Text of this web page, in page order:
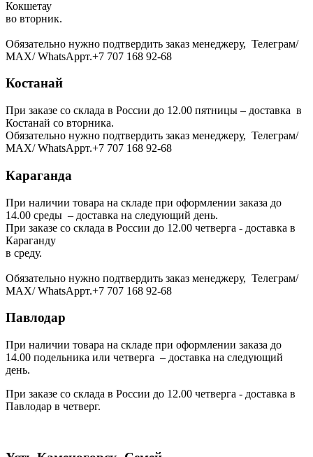
Кокшетау
во вторник.
Обязательно нужно подтвердить заказ менеджеру, Телеграм/
МАХ/ WhatsAppт.+7 707 168 92-68
Костанай
При заказе со склада в России до 12.00 пятницы – доставка в
Костанай со вторника.
Обязательно нужно подтвердить заказ менеджеру, Телеграм/
МАХ/ WhatsAppт.+7 707 168 92-68
Караганда
При наличии товара на складе при оформлении заказа до
14.00 среды – доставка на следующий день.
При заказе со склада в России до 12.00 четверга - доставка в
Караганду
в среду.
Обязательно нужно подтвердить заказ менеджеру, Телеграм/
МАХ/ WhatsAppт.+7 707 168 92-68
Павлодар
При наличии товара на складе при оформлении заказа до
14.00 подельника или четверга – доставка на следующий
день.
При заказе со склада в России до 12.00 четверга - доставка в
Павлодар в четверг.